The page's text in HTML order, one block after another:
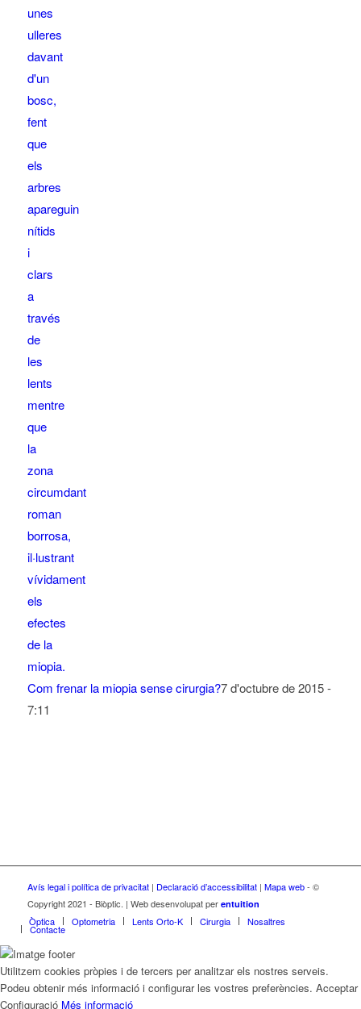
Com frenar la miopia sense cirurgia?7 d'octubre de 2015 -
7:11
Avís legal i política de privacitat| Declaració d’accessibilitat| Mapa web- ©
Copyright 2021 - Biòptic. | Web desenvolupat per entuition
Òptica Optometria Lents Orto-K Cirurgia Nosaltres
Contacte
Utilitzem cookies pròpies i de tercers per analitzar els nostres serveis.
Podeu obtenir més informació i configurar les vostres preferències. Acceptar
Configuració Més informació